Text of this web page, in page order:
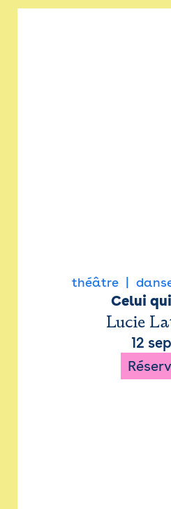
théâtre
Celui
Lucie
12